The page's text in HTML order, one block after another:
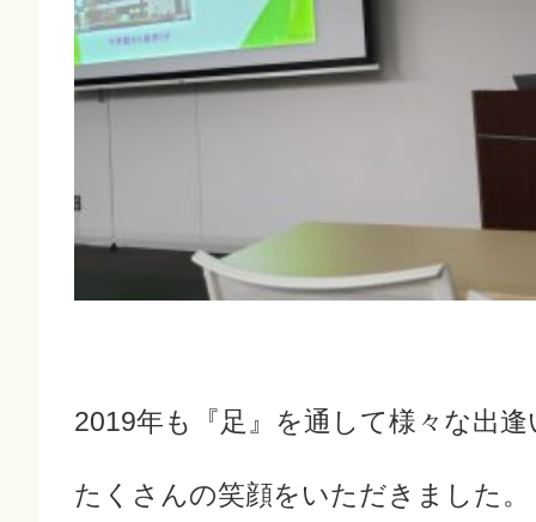
2019年も『足』を通して様々な出逢
たくさんの笑顔をいただきました。